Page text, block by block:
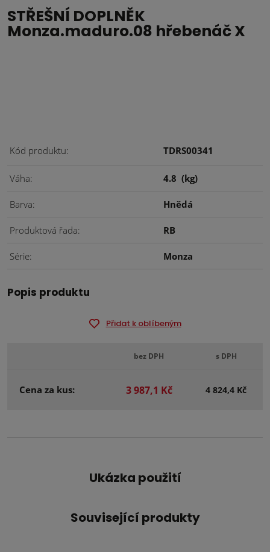
STŘEŠNÍ DOPLNĚK
Monza.maduro.08 hřebenáč X
Kód produktu TDRS00341
Váha 4.8 (kg)
Barva Hnědá
Produktová řada RB
Série Monza
Popis produktu
Přidat k oblíbeným
bez DPH s DPH
Cena za kus: 3 987,1 Kč 4 824,4 Kč
Ukázka použití
Související produkty